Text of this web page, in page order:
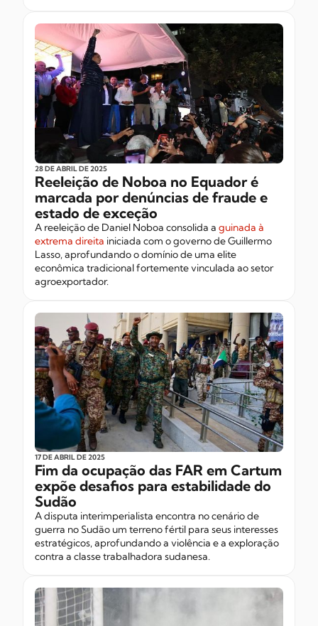
28 DE ABRILDE 2025
Reeleição de Noboa no Equador é
marcada por denúncias de fraude e
estado de exceção
A reeleição de Daniel Noboa consolida a guinada à
extrema direita iniciada com o governo de Guillermo
Lasso, aprofundando o domínio de uma elite
econômica tradicional fortemente vinculada ao setor
agroexportador.
17 DE ABRILDE 2025
Fim da ocupação das FAR em Cartum
expõe desafios para estabilidade do
Sudão
A disputa interimperialista encontra no cenário de
guerra no Sudão um terreno fértil para seus interesses
estratégicos, aprofundando a violência e a exploração
contra a classe trabalhadora sudanesa.